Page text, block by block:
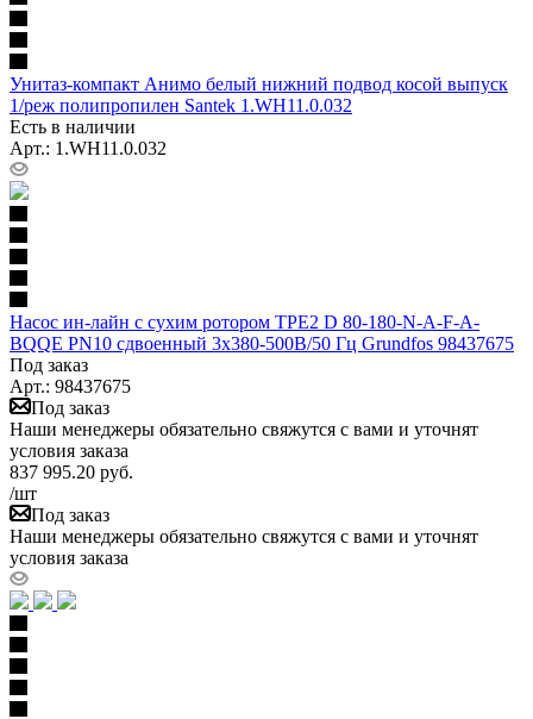
Унитаз-компакт Анимо белый нижний подвод косой выпуск
1/реж полипропилен Santek 1.WH11.0.032
Есть в наличии
Арт.: 1.WH11.0.032
Насос ин-лайн с сухим ротором TPE2 D 80-180-N-A-F-A-
BQQE PN10 сдвоенный 3х380-500В/50 Гц Grundfos 98437675
Под заказ
Арт.: 98437675
Под заказ
Наши менеджеры обязательно свяжутся с вами и уточнят
условия заказа
837 995.20 руб.
/шт
Под заказ
Наши менеджеры обязательно свяжутся с вами и уточнят
условия заказа